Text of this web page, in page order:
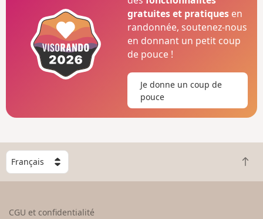
gratuites et pratiques en
randonnée, soutenez-nous
en donnant un petit coup
de pouce !
Je donne un coup de
pouce
C
h
o
R
e
CGU et confidentialité